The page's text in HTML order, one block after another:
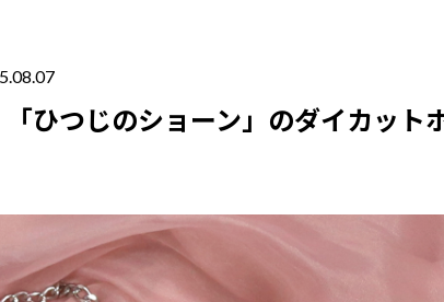
「ひつじのショーン」のダイカット